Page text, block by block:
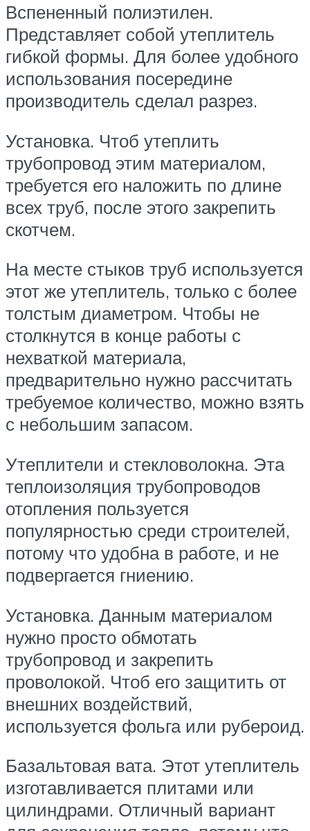
Вспененный полиэтилен.
Представляет собой утеплитель
гибкой формы. Для более удобного
использования посередине
производитель сделал разрез.
Установка. Чтоб утеплить
трубопровод этим материалом,
требуется его наложить по длине
всех труб, после этого закрепить
скотчем.
На месте стыков труб используется
этот же утеплитель, только с более
толстым диаметром. Чтобы не
столкнутся в конце работы с
нехваткой материала,
предварительно нужно рассчитать
требуемое количество, можно взять
с небольшим запасом.
Утеплители и стекловолокна. Эта
теплоизоляция трубопроводов
отопления пользуется
популярностью среди строителей,
потому что удобна в работе, и не
подвергается гниению.
Установка. Данным материалом
нужно просто обмотать
трубопровод и закрепить
проволокой. Чтоб его защитить от
внешних воздействий,
используется фольга или рубероид.
Базальтовая вата. Этот утеплитель
изготавливается плитами или
цилиндрами. Отличный вариант